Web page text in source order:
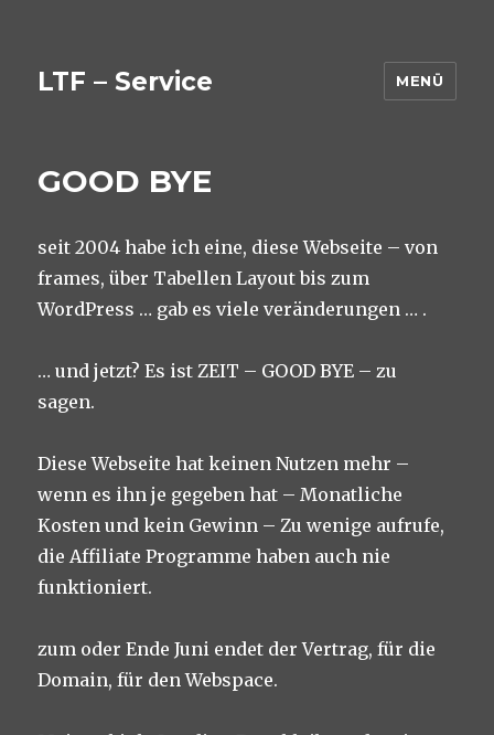
LTF – Service MENÜ
GOOD BYE
seit 2004 habe ich eine, diese Webseite – von
frames, über Tabellen Layout bis zum
WordPress … gab es viele veränderungen … .
… und jetzt? Es ist ZEIT – GOOD BYE – zu
sagen.
Diese Webseite hat keinen Nutzen mehr –
wenn es ihn je gegeben hat – Monatliche
Kosten und kein Gewinn – Zu wenige aufrufe,
die Affiliate Programme haben auch nie
funktioniert.
zum oder Ende Juni endet der Vertrag, für die
Domain, für den Webspace.